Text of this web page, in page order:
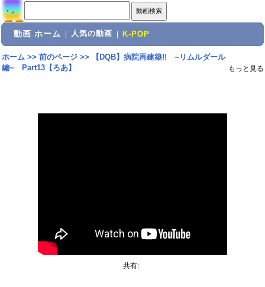
動画 ホーム 人気の動画 K-POP
ホーム>> 前のページ>>
【DQB】病院再建築!! ~リムルダール
編~ Part13【ろあ】
もっと見る
共有: